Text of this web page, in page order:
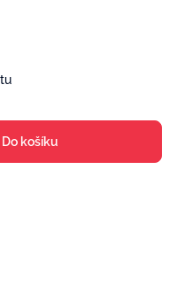
Do košíku